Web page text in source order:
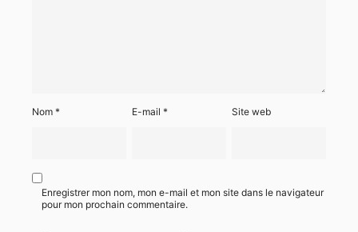
Nom * E-mail* Site web
Enregistrer mon nom, mon e-mail et mon site dans le navigateur
pour mon prochain commentaire.